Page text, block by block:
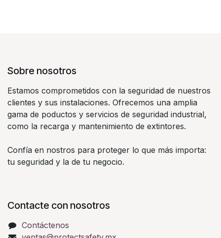
Sobre nosotros
Estamos comprometidos con la seguridad de nuestros
clientes y sus instalaciones. Ofrecemos una amplia
gama de poductos y servicios de seguridad industrial,
como la recarga y mantenimiento de extintores.
Confía en nostros para proteger lo que más importa:
tu seguridad y la de tu negocio.
Contacte con nosotros
Contáctenos